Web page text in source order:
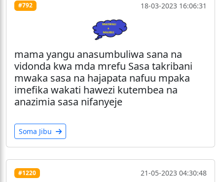
#792 18-03-2023 16:06:31
mama yangu anasumbuliwa sana na
vidonda kwa mda mrefu Sasa takribani
mwaka sasa na hajapata nafuu mpaka
imefika wakati hawezi kutembea na
anazimia sasa nifanyeje
Soma Jibu
#1220 21-05-2023 04:30:48